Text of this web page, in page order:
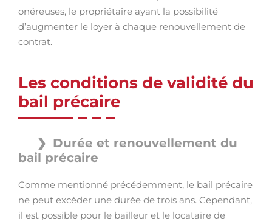
onéreuses, le propriétaire ayant la possibilité
d’augmenter le loyer à chaque renouvellement de
contrat.
Les conditions de validité du
bail précaire
Durée et renouvellement du
bail précaire
Comme mentionné précédemment, le bail précaire
ne peut excéder une durée de trois ans. Cependant,
il est possible pour le bailleur et le locataire de